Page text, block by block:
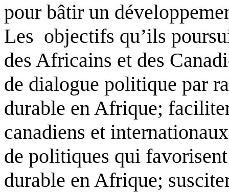
pour bâtir un
Les objectifs qu’ils
des Africains et des
de dialogue politique par
durable en Afrique;
canadiens et
de politiques qui
durable en Afrique;